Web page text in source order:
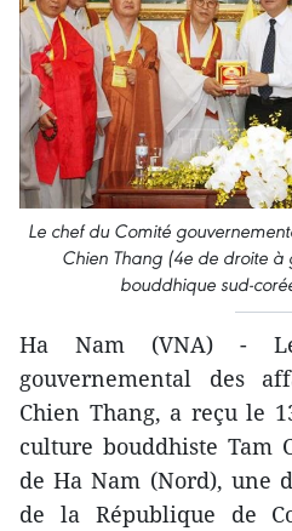
Le chef du Comité
Chien Thang (4e de droite
bouddhique sud-
Ha Nam (VNA) -
gouvernemental des
Chien Thang, a reçu le
culture bouddhiste Tam
de Ha Nam (Nord), une
de la République de